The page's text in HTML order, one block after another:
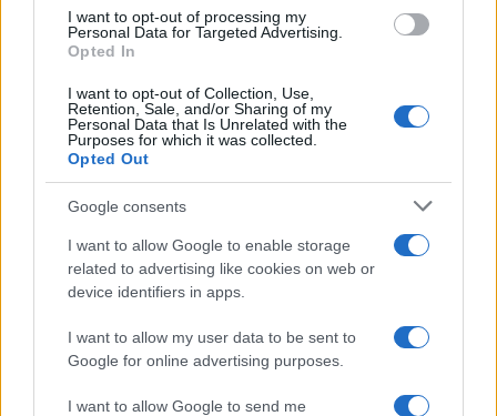
I want to opt-out of processing my
Personal Data for Targeted Advertising.
Opted In
I want to opt-out of Collection, Use,
Retention, Sale, and/or Sharing of my
Personal Data that Is Unrelated with the
Purposes for which it was collected.
Opted Out
Google consents
I want to allow Google to enable storage
related to advertising like cookies on web or
device identifiers in apps.
I want to allow my user data to be sent to
Google for online advertising purposes.
I want to allow Google to send me
JACQUELINE
Basita che un simile personaggio occupi quel posto. Mi fa
E l’intervista sul corriere la evito proprio.
Carica altri commenti